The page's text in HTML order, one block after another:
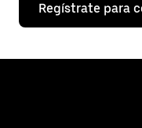
Regístrate para